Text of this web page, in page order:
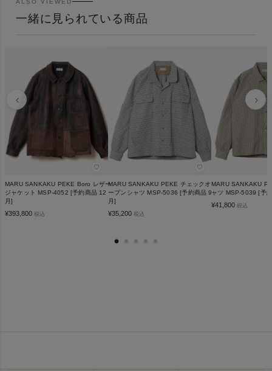
ALSO VIEWED
一緒に見られている商品
♡
MARU SANKAKU PEKE Boro レザー
ジャケット MSP-4052 [予約商品 12
月]
¥393,800 税込
♡
MARU SANKAKU PEKE チェックオ
ープンシャツ MSP-5036 [予約商品 9
月]
¥35,200 税込
MARU SANKAKU
ャツ MSP-5039 [予
¥41,800 税込